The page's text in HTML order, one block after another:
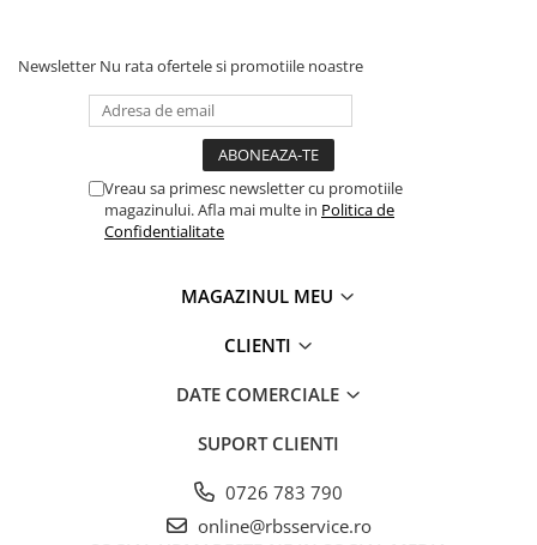
Tehnica de birou
Laminatoare
Distrugătoare Documente
Ghilotine / Trimmere
Aparate de Îndosariat și Accesorii
Newsletter Nu rata ofertele si promotiile noastre
Vreau sa primesc newsletter cu promotiile
magazinului. Afla mai multe in Politica de
Confidentialitate
MAGAZINUL MEU
CLIENTI
DATE COMERCIALE
SUPORT CLIENTI
0726 783 790
online@rbsservice.ro